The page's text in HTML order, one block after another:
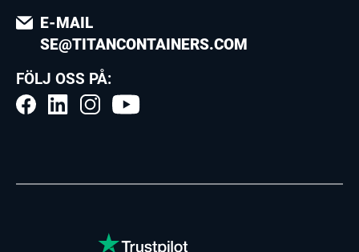
E-MAIL
SE@TITANCONTAINERS.COM
FÖLJ OSS PÅ: